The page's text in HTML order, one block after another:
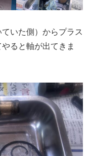
いた側）からプラス
ると軸が出てきま